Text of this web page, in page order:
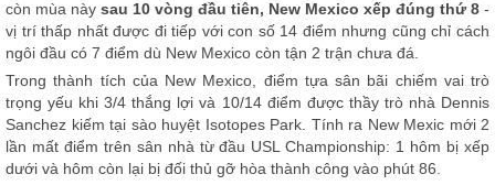
còn mùa này sau 10 vòng đầu tiên, New Mexico xếp đúng thứ 8 -
vị trí thấp nhất được đi tiếp với con số 14 điểm nhưng cũng chỉ cách
ngôi đầu có 7 điểm dù New Mexico còn tận 2 trận chưa đá.
Trong thành tích của New Mexico, điểm tựa sân bãi chiếm vai trò
trọng yếu khi 3/4 thắng lợi và 10/14 điểm được thầy trò nhà Dennis
Sanchez kiếm tại sào huyệt Isotopes Park. Tính ra New Mexic mới 2
lần mất điểm trên sân nhà từ đầu USL Championship: 1 hôm bị xếp
dưới và hôm còn lại bị đối thủ gỡ hòa thành công vào phút 86.